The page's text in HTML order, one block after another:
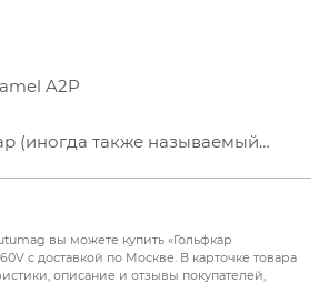
A2P
(иногда также называемый
расстояния. Как и
вы можете купить «Гольфкар
с доставкой по Москве. В карточке товара
описание и отзывы покупателей,